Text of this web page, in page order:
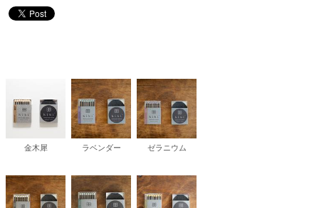
屋
金木犀 ラベンダー ゼラニウム